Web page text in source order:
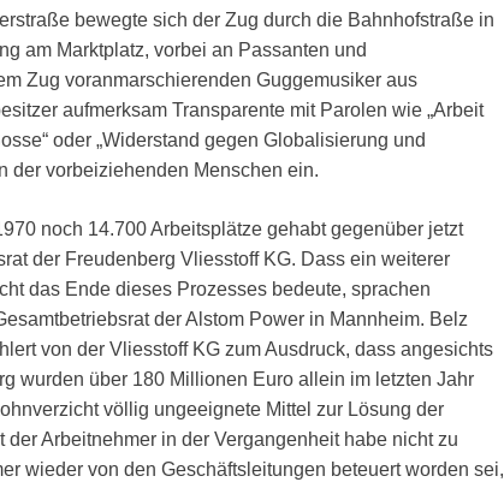
bewegte sich der Zug durch die Bahnhofstraße in
am Marktplatz, vorbei an Passanten und
Zug voranmarschierenden Guggemusiker aus
aufmerksam Transparente mit Parolen wie „Arbeit
oder „Widerstand gegen Globalisierung und
der vorbeiziehenden Menschen ein.
noch 14.700 Arbeitsplätze gehabt gegenüber jetzt
der Freudenberg Vliesstoff KG. Dass ein weiterer
das Ende dieses Prozesses bedeute, sprachen
der Alstom Power in Mannheim. Belz
von der Vliesstoff KG zum Ausdruck, dass angesichts
wurden über 180 Millionen Euro allein im letzten Jahr
völlig ungeeignete Mittel zur Lösung der
Arbeitnehmer in der Vergangenheit habe nicht zu
wieder von den Geschäftsleitungen beteuert worden sei,